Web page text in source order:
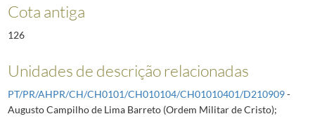
Cota antiga
126
Unidades de descrição relacionadas
PT/PR/AHPR/CH/CH0101/CH010104/CH01010401/D210909-
Augusto Campilho de Lima Barreto (Ordem Militar de Cristo);